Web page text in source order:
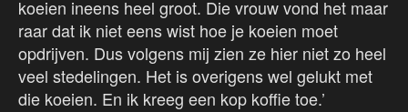
koeien ineens heel groot. Die vrouw vond het maar
raar dat ik niet eens wist hoe je koeien moet
opdrijven. Dus volgens mij zien ze hier niet zo heel
veel stedelingen. Het is overigens wel gelukt met
die koeien. En ik kreeg een kop koffie toe.’